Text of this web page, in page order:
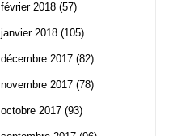
février 2018 (57)
janvier 2018 (105)
décembre 2017 (82)
novembre 2017 (78)
octobre 2017 (93)